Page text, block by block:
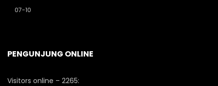
07-10
PENGUNJUNG ONLINE
Visitors online – 2265: